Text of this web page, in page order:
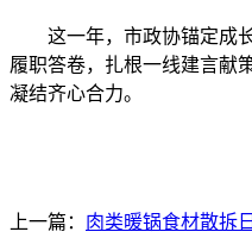
这一年，市政协锚定成长
履职答卷，扎根一线建言献
凝结齐心合力。
上一篇： 肉类暖锅食材散拆